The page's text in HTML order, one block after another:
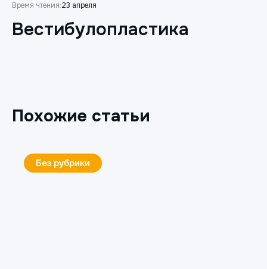
Время чтения:23 апреля
Вестибулопластика
Похожие статьи
Без рубрики